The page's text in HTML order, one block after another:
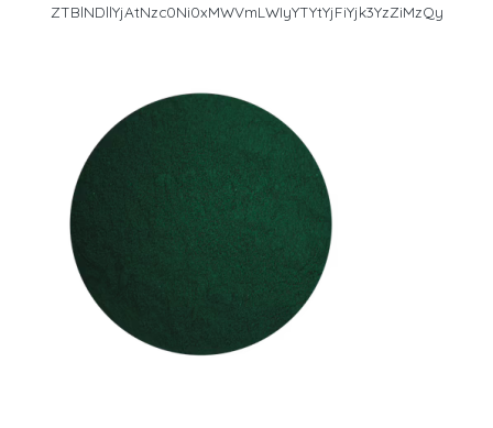
ZTBlNDllYjAtNzc0Ni0xMWVmLWIyYTYtYjFiYjk3YzZiMzQy